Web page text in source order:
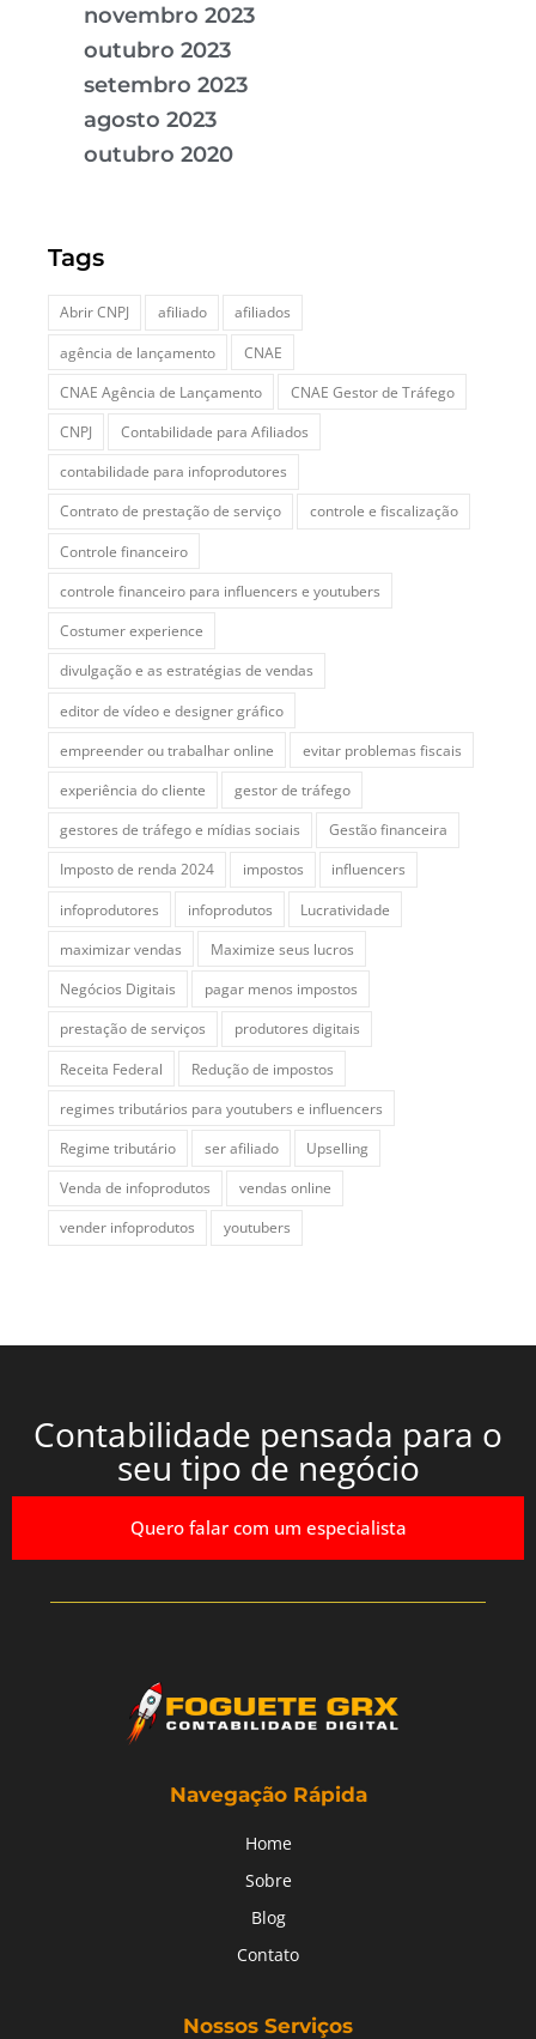
novembro 2023
outubro 2023
setembro 2023
agosto 2023
outubro 2020
Tags
Abrir CNPJ afiliado
afiliados
agência de lançamento
CNAE
CNAE Agência de Lançamento
CNAE Gestor de Tráfego
CNPJ
Contabilidade para Afiliados
contabilidade para infoprodutores
Contrato de prestação de serviço
controle e fiscalização
Controle financeiro
controle financeiro para influencers e youtubers
Costumer experience
divulgação e as estratégias de vendas
editor de vídeo e designer gráfico
empreender ou trabalhar online
evitar problemas fiscais
experiência do cliente
gestor de tráfego
gestores de tráfego e mídias sociais
Gestão financeira
Imposto de renda 2024
impostos
influencers
infoprodutores
infoprodutos
Lucratividade
maximizar vendas
Maximize seus lucros
Negócios Digitais
pagar menos impostos
prestação de serviços
produtores digitais
Receita Federal
Redução de impostos
regimes tributários para youtubers e influencers
Regime tributário
ser afiliado
Upselling
Venda de infoprodutos
vendas online
vender infoprodutos
youtubers
Contabilidade pensada para o
seu tipo de negócio
Quero falar com um especialista
Navegação Rápida
Home
Sobre
Blog
Contato
Nossos Serviços